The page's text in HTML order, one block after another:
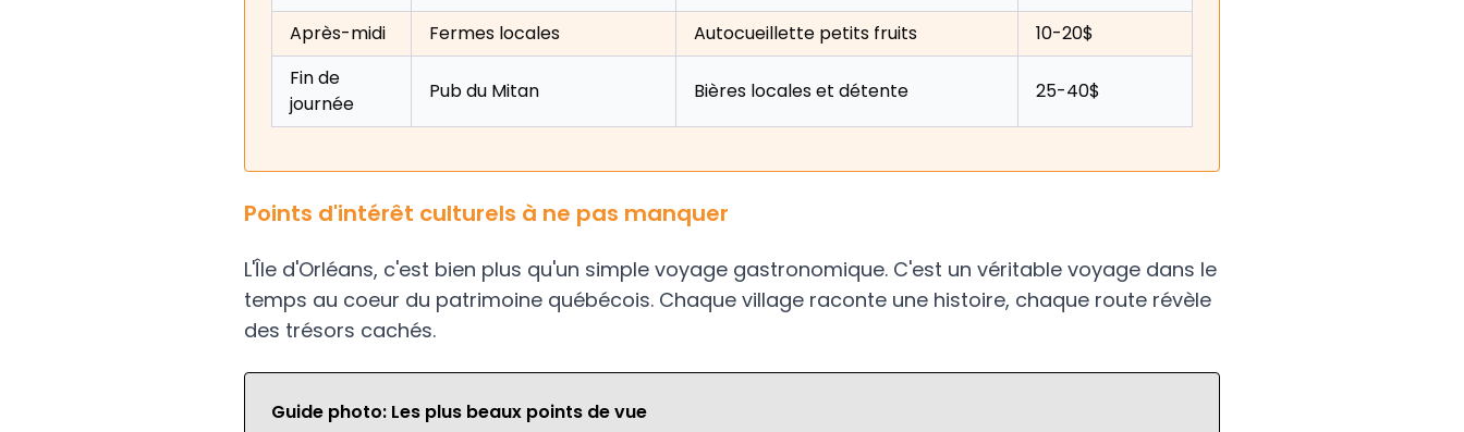
Après-midi Fermes locales Autocueillette petits fruits
10-20$
Fin de
journée
Pub du Mitan Bières locales et détente 25-40$
Points d'intérêt culturels à ne pas manquer
L'Île d'Orléans, c'est bien plus qu'un simple voyage gastronomique. C'est un véritable voyage dans le
temps au coeur du patrimoine québécois. Chaque village raconte une histoire, chaque route révèle
des trésors cachés.
Guide photo: Les plus beaux points de vue